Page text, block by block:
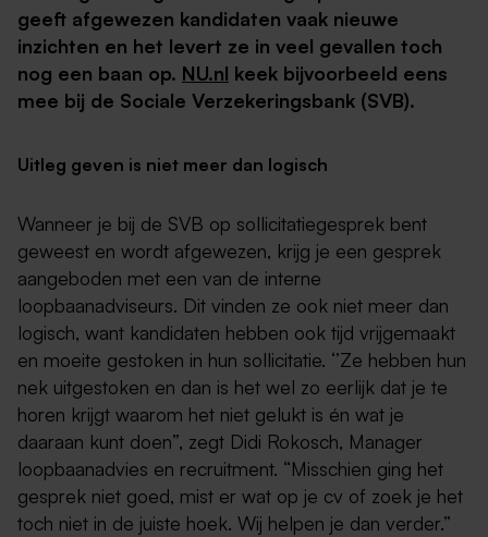
geeft afgewezen kandidaten vaak nieuwe
inzichten en het levert ze in veel gevallen toch
nog een baan op. NU.nl keek bijvoorbeeld eens
mee bij de Sociale Verzekeringsbank (SVB).
Uitleg geven is niet meer dan logisch
Wanneer je bij de SVB op sollicitatiegesprek bent
geweest en wordt afgewezen, krijg je een gesprek
aangeboden met een van de interne
loopbaanadviseurs. Dit vinden ze ook niet meer dan
logisch, want kandidaten hebben ook tijd vrijgemaakt
en moeite gestoken in hun sollicitatie. ‘’Ze hebben hun
nek uitgestoken en dan is het wel zo eerlijk dat je te
horen krijgt waarom het niet gelukt is én wat je
daaraan kunt doen”, zegt Didi Rokosch, Manager
loopbaanadvies en recruitment. “Misschien ging het
gesprek niet goed, mist er wat op je cv of zoek je het
toch niet in de juiste hoek. Wij helpen je dan verder.”